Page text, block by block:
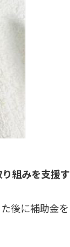
組みを支援す
後に補助金を